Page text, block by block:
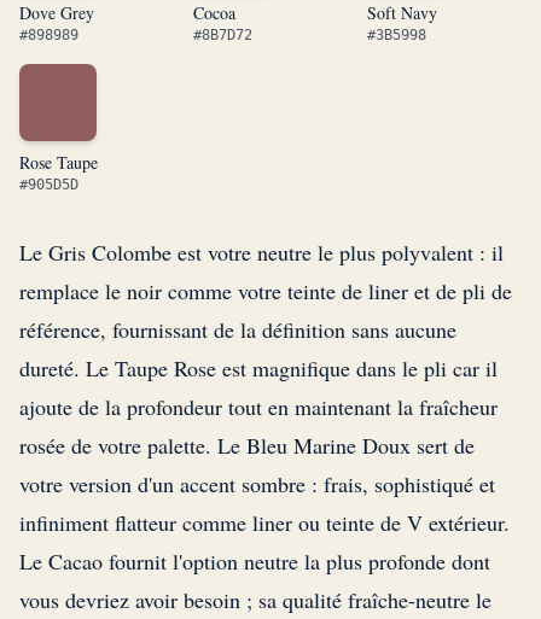
Dove Grey
#898989
Cocoa
#8B7D72
Soft Navy
#3B5998
Rose Taupe
#905D5D
Le Gris Colombe est votre neutre le plus polyvalent : il
remplace le noir comme votre teinte de liner et de pli de
référence, fournissant de la définition sans aucune
dureté. Le Taupe Rose est magnifique dans le pli car il
ajoute de la profondeur tout en maintenant la fraîcheur
rosée de votre palette. Le Bleu Marine Doux sert de
votre version d'un accent sombre : frais, sophistiqué et
infiniment flatteur comme liner ou teinte de V extérieur.
Le Cacao fournit l'option neutre la plus profonde dont
vous devriez avoir besoin ; sa qualité fraîche-neutre le